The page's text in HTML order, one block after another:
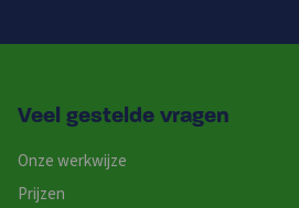
Veel gestelde vragen
Onze werkwijze
Prijzen